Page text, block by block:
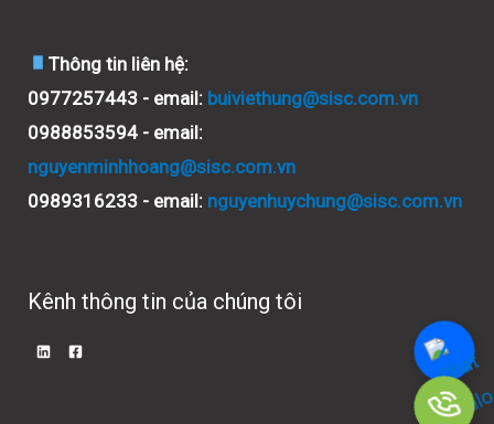
Thông tin liên hệ:
0977257443 - email: buiviethung@sisc.com.vn
0988853594 - email:
nguyenminhhoang@sisc.com.vn
0989316233 - email: nguyenhuychung@sisc.com.vn
Kênh thông tin của chúng tôi